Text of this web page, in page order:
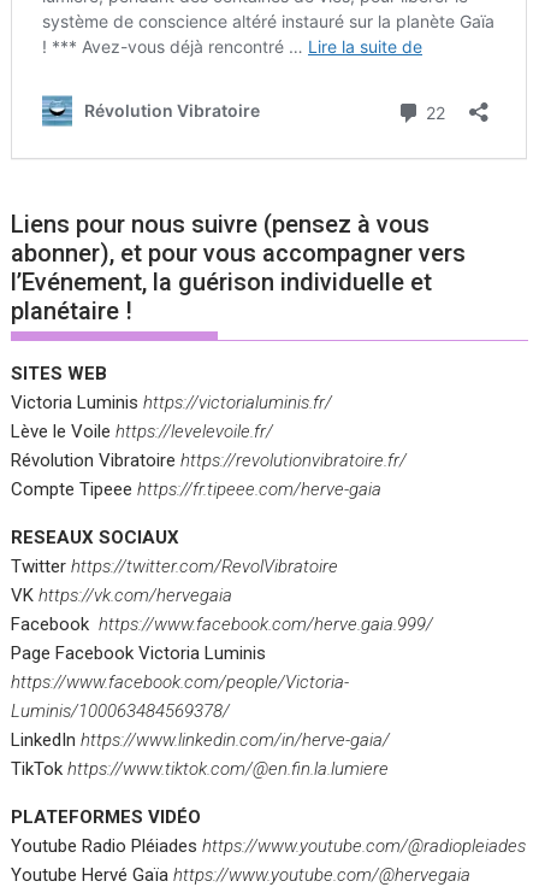
Liens pour nous suivre (pensez à vous
abonner), et pour vous accompagner vers
l’Evénement, la guérison individuelle et
planétaire !
SITES WEB
Victoria Luminishttps://victorialuminis.fr/
Lève le Voilehttps://levelevoile.fr/
Révolution Vibratoirehttps://revolutionvibratoire.fr/
Compte Tipeeehttps://fr.tipeee.com/herve-gaia
RESEAUX SOCIAUX
Twitterhttps://twitter.com/RevolVibratoire
VKhttps://vk.com/hervegaia
Facebookhttps://www.facebook.com/herve.gaia.999/
Page Facebook Victoria Luminis
https://www.facebook.com/people/Victoria-
Luminis/100063484569378/
LinkedInhttps://www.linkedin.com/in/herve-gaia/
TikTokhttps://www.tiktok.com/@en.fin.la.lumiere
PLATEFORMES VIDÉO
Youtube Radio Pléiadeshttps://www.youtube.com/@radiopleiades
Youtube Hervé Gaïahttps://www.youtube.com/@hervegaia